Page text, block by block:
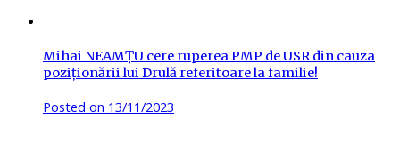
Mihai NEAMȚU cere ruperea PMP de USR din cauza
poziționării lui Drulă referitoare la familie!
Posted on 13/11/2023